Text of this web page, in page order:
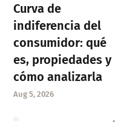
Curva de
indiferencia del
consumidor: qué
es, propiedades y
cómo analizarla
Aug 5, 2026